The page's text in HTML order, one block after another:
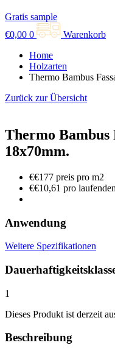
Gratis sample
€0,00 0
Warenkorb
Home
Holzarten
Thermo Bambus
Zurück zur Übersicht
Thermo Bambus
18x70mm.
€€177 preis pro m2
€€10,61 pro
Anwendung
Weitere Spezifikationen
1
Dieses Produkt ist derzeit
Beschreibung